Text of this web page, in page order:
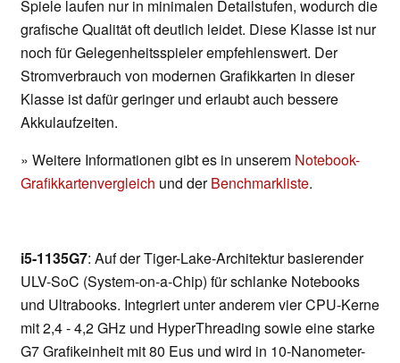
Spiele laufen nur in minimalen Detailstufen, wodurch die
grafische Qualität oft deutlich leidet. Diese Klasse ist nur
noch für Gelegenheitsspieler empfehlenswert. Der
Stromverbrauch von modernen Grafikkarten in dieser
Klasse ist dafür geringer und erlaubt auch bessere
Akkulaufzeiten.
» Weitere Informationen gibt es in unserem Notebook-
Grafikkartenvergleich und derBenchmarkliste.
i5-1135G7: Auf der Tiger-Lake-Architektur basierender
ULV-SoC (System-on-a-Chip) für schlanke Notebooks
und Ultrabooks. Integriert unter anderem vier CPU-Kerne
mit 2,4 - 4,2 GHz und HyperThreading sowie eine starke
G7 Grafikeinheit mit 80 Eus und wird in 10-Nanometer-